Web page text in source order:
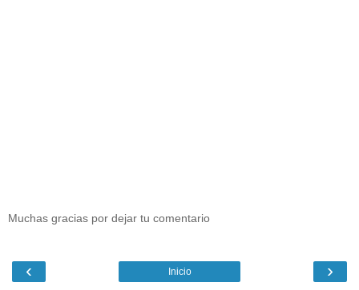
Muchas gracias por dejar tu comentario
‹ ›
Inicio